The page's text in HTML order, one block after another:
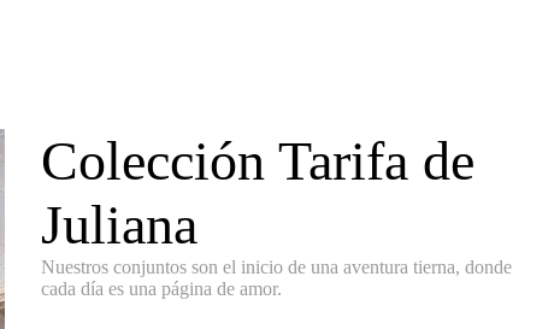
Colección Tarifa de
Juliana
Nuestros conjuntos son el inicio de una aventura tierna, donde
cada día es una página de amor.